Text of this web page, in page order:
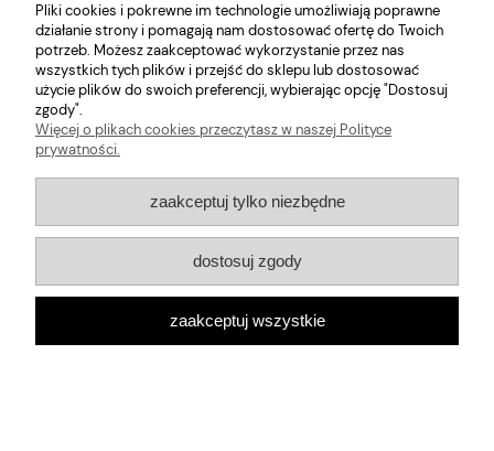
O nas
Pliki cookies i pokrewne im technologie umożliwiają poprawne
działanie strony i pomagają nam dostosować ofertę do Twoich
potrzeb. Możesz zaakceptować wykorzystanie przez nas
wszystkich tych plików i przejść do sklepu lub dostosować
użycie plików do swoich preferencji, wybierając opcję "Dostosuj
zgody".
Więcej o plikach cookies przeczytasz w naszej Polityce
prywatności.
zaakceptuj tylko niezbędne
dostosuj zgody
zaakceptuj wszystkie